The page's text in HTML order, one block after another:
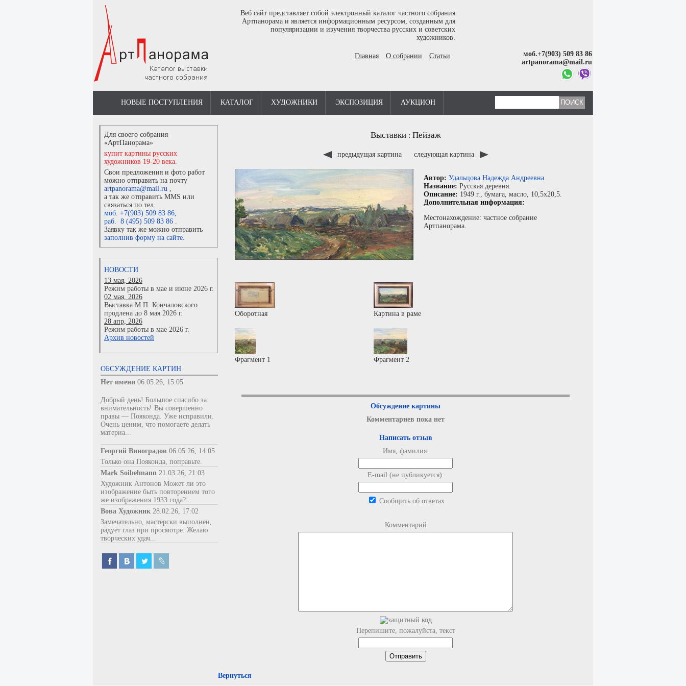
Веб сайт представляет собой электронный каталог частного собрания
Артпанорама и является информационным ресурсом, созданным для
популяризации и изучения творчества русских и советских
художников.
Главная О собрании Статьи
моб.+7(903) 509 83 86
artpanorama@mail.ru
НОВЫЕ ПОСТУПЛЕНИЯ КАТАЛОГ ХУДОЖНИКИ ЭКСПОЗИЦИЯ АУКЦИОН
Для своего собрания
«АртПанорама»
купит картины русских
художников 19-20 века.
Свои предложения и фото работ
можно отправить на почту
artpanorama@mail.ru ,
а так же отправить MMS или
связаться по тел.
моб. +7(903) 509 83 86,
раб. 8 (495) 509 83 86 .
Заявку так же можно отправить
заполнив форму на сайте.
НОВОСТИ
13 мая, 2026
Режим работы в мае и июне 2026 г.
02 мая, 2026
Выставка М.П. Кончаловского
продлена до 8 мая 2026 г.
28 апр, 2026
Режим работы в мае 2026 г.
Архив новостей
ОБСУЖДЕНИЕ КАРТИН
Нет имени 06.05.26, 15:05
Добрый день! Большое спасибо за
внимательность! Вы совершенно
правы — Пояконда. Уже исправили.
Очень ценим, что помогаете делать
материа...
Георгий Виноградов 06.05.26, 14:05
Только она Пояконда, поправьте.
Mark Soibelmann 21.03.26, 21:03
Художник Антонов Может ли это
изображение быть повторением того
же изображения 1933 года?...
Вова Художник 28.02.26, 17:02
Замечательно, мастерски выполнен,
радует глаз при просмотре. Желаю
творческих удач...
Выставки: Пейзаж
предыдущая картина следующая картина
Автор: Удальцова Надежда Андреевна
Название: Русская деревня.
Описание: 1949 г., бумага, масло, 10,5x20,5.
Дополнительная информация:
Местонахождение: частное собрание
Артпанорама.
Оборотная Картина в раме
Фрагмент 1 Фрагмент 2
Обсуждение картины
Комментариев пока нет
Написать отзыв
Имя, фамилия:
E-mail (не публикуется):
Сообщить об ответах
Комментарий
Перепишите, пожалуйста, текст
Вернуться